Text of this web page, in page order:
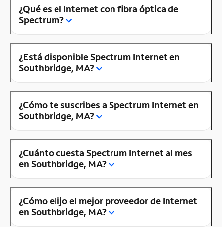
¿Qué es el Internet con fibra óptica de
Spectrum?
¿Está disponible Spectrum Internet en
Southbridge, MA?
¿Cómo te suscribes a Spectrum Internet en
Southbridge, MA?
¿Cuánto cuesta Spectrum Internet al mes
en Southbridge, MA?
¿Cómo elijo el mejor proveedor de Internet
en Southbridge, MA?